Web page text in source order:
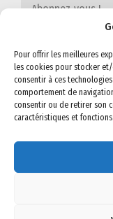
Pour offrir les meilleures
les cookies pour stocker
consentir à ces
comportement de
consentir ou de retirer son
caractéristiques et fonctions.
. All